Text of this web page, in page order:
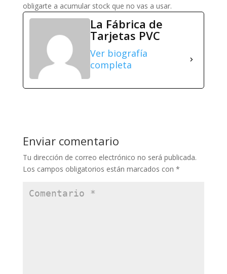
obligarte a acumular stock que no vas a usar.
La Fábrica de
Tarjetas PVC
Ver biografía
completa
Enviar comentario
Tu dirección de correo electrónico no será publicada.
Los campos obligatorios están marcados con *